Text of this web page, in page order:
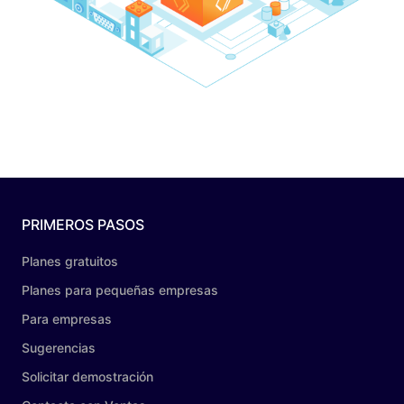
PRIMEROS PASOS
Planes gratuitos
Planes para pequeñas empresas
Para empresas
Sugerencias
Solicitar demostración